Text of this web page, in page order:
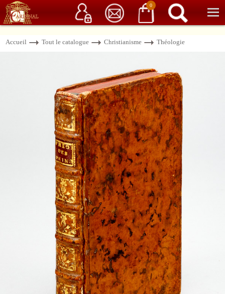
0
Service client 06 15 37 15 37 Librairie de livres anciens & rares
Accueil Tout le catalogue Christianisme Théologie